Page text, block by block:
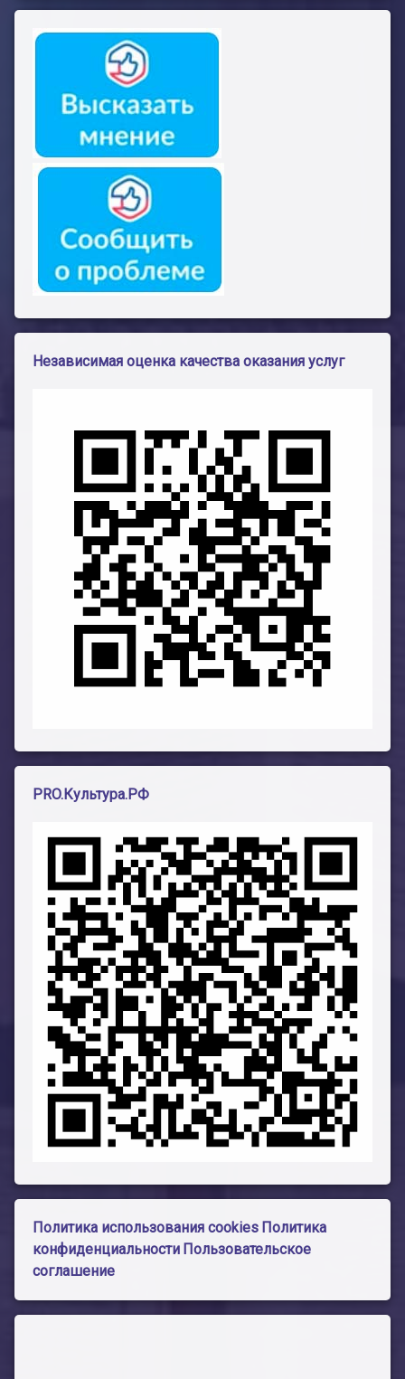
Независимая оценка качества оказания услуг
PRO.Культура.РФ
Политика использования cookies Политика
конфиденциальности Пользовательское
соглашение